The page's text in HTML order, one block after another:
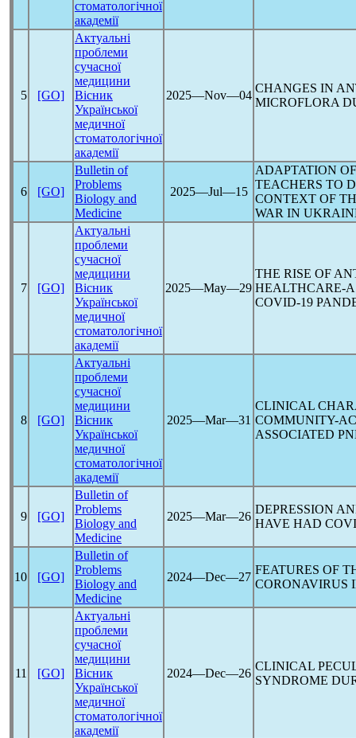
стоматологічної
академії
5 [GO]
Актуальні
проблеми
сучасної
медицини
Вісник
Української
медичної
стоматологічної
академії
2025―Nov―04
CHANGES IN
MICROFLORA
6 [GO]
Bulletin of
Problems
Biology and
Medicine
2025―Jul―15
ADAPTATION
TEACHERS TO
CONTEXT OF
WAR IN
7 [GO]
Актуальні
проблеми
сучасної
медицини
Вісник
Української
медичної
стоматологічної
академії
2025―May―29
THE RISE OF
HEALTHCARE-
COVID-19
8 [GO]
Актуальні
проблеми
сучасної
медицини
Вісник
Української
медичної
стоматологічної
академії
2025―Mar―31
CLINICAL
COMMUNITY-
ASSOCIATED
9 [GO]
Bulletin of
Problems
Biology and
Medicine
2025―Mar―26
DEPRESSION
HAVE HAD
10 [GO]
Bulletin of
Problems
Biology and
Medicine
2024―Dec―27
FEATURES OF
CORONAVIRUS
11 [GO]
Актуальні
проблеми
сучасної
медицини
Вісник
Української
медичної
стоматологічної
академії
2024―Dec―26
CLINICAL
SYNDROME